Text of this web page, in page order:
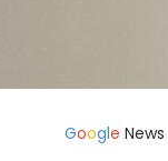
Google News